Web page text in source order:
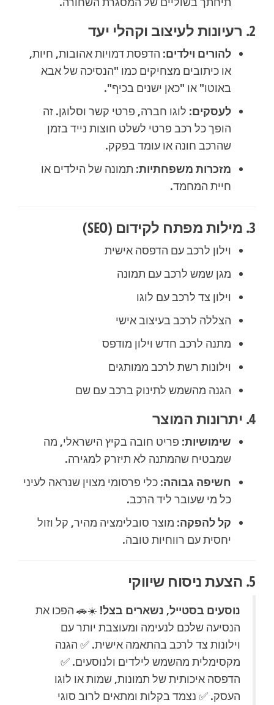
2. רעיונות לעיצוב וקהלי יעד
להורים וילדים: הדפסת דמויות אהובות, חיות,
או כיתובים מצחיקים כמו "הנסיכה של אבא
באוטו" או "כאן ישנים בכיף".
לעסקים: לוגו חברה, פרטי קשר וסלוגן. זה
הופך כל רכב פרטי לשלט חוצות נייד בזמן
שהרכב חונה או עומד בפקק.
מזכרות משפחתיות: תמונה של הילדים או
חיית המחמד.
3. מילות מפתח לקידום (SEO)
וילון לרכב עם הדפסה אישית
מגן שמש לרכב עם תמונה
וילון צד לרכב עם לוגו
הצללה לרכב בעיצוב אישי
מתנה לרכב חדש וילון מודפס
וילונות רשת לרכב ממותגים
הגנה מהשמש לתינוק ברכב עם שם
4. יתרונות המוצר
שימושיות: פריט חובה בקיץ הישראלי, מה
שמבטיח שהמתנה לא תיזרק למגירה.
חשיפה גבוהה: כלי פרסומי מצוין שנראה לעיני
כל מי שעובר ליד הרכב.
קל להפקה: מוצר סובלימציה מהיר, קל וזול
יחסית עם רווחיות טובה.
5. הצעת ניסוח שיווקי
נוסעים בסטייל, נשארים בצל! ☀️🚗 הפכו את
הנסיעה שלכם לנעימה ומעוצבת יותר עם
וילונות צד לרכב בהתאמה אישית. ✅ הגנה
מקסימלית מהשמש לילדים ולנוסעים. ✅
הדפסה איכותית של תמונות, שמות או לוגו
העסק. ✅ נצמד בקלות ומתאים לרוב סוגי